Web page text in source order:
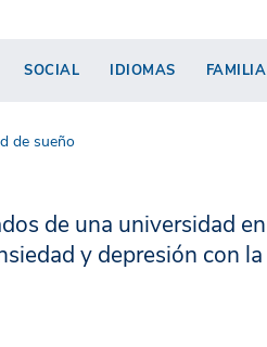
SOCIAL IDIOMAS FAMILIA
de sueño
de una universidad en
y depresión con la